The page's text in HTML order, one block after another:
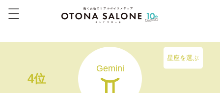
4位
Gemini
星座を選ぶ